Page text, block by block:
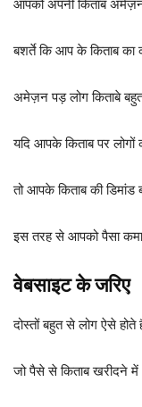
आपको अपनी किताब अमेज़न
बशर्ते कि आप के किताब का
अमेज़न पड़ लोग किताबे
यदि आपके किताब पर
तो आपके किताब की डिमांड
इस तरह से आपको पैसा
वेबसाइट के जरिए
दोस्तों बहुत से लोग ऐसे होते
जो पैसे से किताब खरीदने में